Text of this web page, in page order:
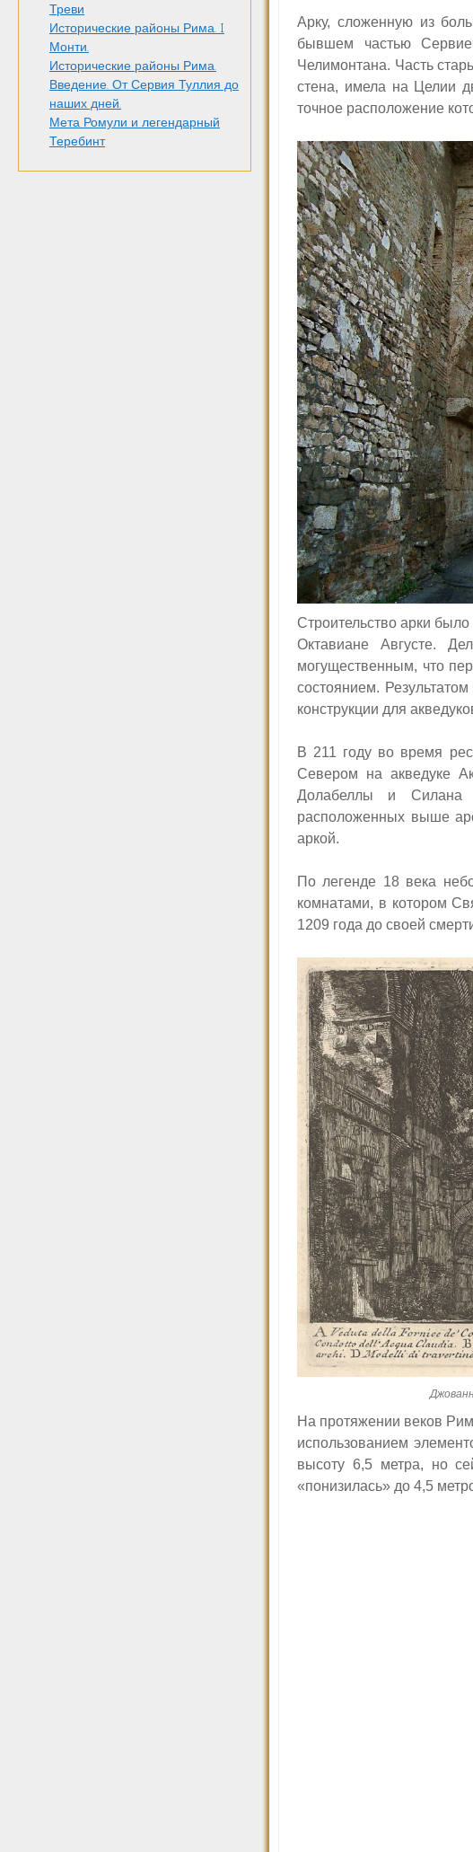
Треви
Исторические районы Рима. I
Монти.
Исторические районы Рима.
Введение. От Сервия Туллия до
наших дней.
Мета Ромули и легендарный
Теребинт
Арку, сложенную из
бывшем частью
Челимонтана. Часть
стена, имела на Целии
точное расположение
Строительство арки
Октавиане Августе.
могущественным, что
состоянием.
конструкции для
В 211 году во время
Севером на акведуке
Долабеллы и Силана
расположенных выше
аркой.
По легенде 18 века
комнатами, в котором
1209 года до своей
На протяжении веков
использованием
высоту 6,5 метра, но
«понизилась» до 4,5